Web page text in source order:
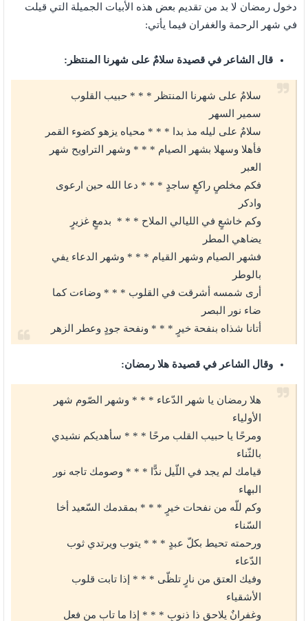
دخول رمضان لا بد من تقديم بعض هذه الأبيات الجميلة التي قيلت
في شهر الرحمة والغفران فيما يأتي:
قال الشاعر في قصيدة سلامٌ على شهرنا المنتظر:
سلامٌ على شهرنا المنتظر * * * حبيب القلوب
سمير السهر
سلامٌ على ليله مذ بدا * * * محياه يزهو كضوء القمر
فأهلا وسهلا بشهر الصيام * * * وشهر التراويح شهر
العبر
فكم مخلصٍ راكعٍ ساجدٍ * * * دعا الله حين ارعوى
وادكر
وكم خاشعٍ في الليالي الملاح * * * بدمعٍ غزيرٍ
يضاهي المطر
فشهر الصيام وشهر القيام * * * وشهر الدعاء يفي
بالوطر
أرى شمسه أشرقت في القلوب * * * وضاءت كما
ضاء نور البصر
أتانا شذاه بنفحة خيرٍ * * * ونفحة جودٍ وعطر الزهر
وقال الشاعر في قصيدة هلا رمضان:
هلا رمضان يا شهر الدّعاء * * * وشهر الصّوم شهر
الأولياء
ومرحًا يا حبيب القلب مرحًا * * * سأهديكم نشيدي
بالثّناء
قيامك لم يجد في اللّيل ندًّا * * * وصومك تاجه نور
البهاء
وكم للّه من نفحات خيرٍ * * * بمقدمك السّعيد أخا
السّناء
ورحمته تحيط بكلّ عبدٍ * * * يتوب ويرتدي ثوب
الدّعاء
وفيك العتق من نارٍ تلظّى * * * إذا تابت قلوب
الأشقياء
وغفرانٌ يلاحق ذا ذنوبٍ * * * إذا ما تاب من فعل